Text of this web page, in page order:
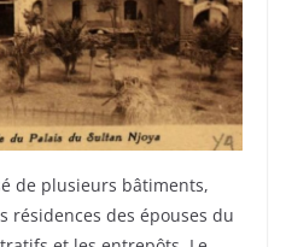
de plusieurs bâtiments,
résidences des épouses du